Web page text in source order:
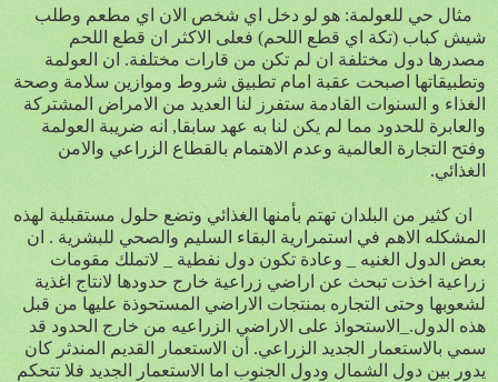
مثال حي للعولمة: هو لو دخل اي شخص الان اي مطعم وطلب
شيش كباب (تكة اي قطع اللحم) فعلى الاكثر ان قطع اللحم
مصدرها دول مختلفة ان لم تكن من قارات مختلفة. ان العولمة
وتطبيقاتها اصبحت عقبة امام تطبيق شروط وموازين سلامة وصحة
الغذاء و السنوات القادمة ستفرز لنا العديد من الامراض المشتركة
والعابرة للحدود مما لم يكن لنا به عهد سابقا, انه ضريبة العولمة
وفتح التجارة العالمية وعدم الاهتمام بالقطاع الزراعي والامن
الغذائي.
ان كثير من البلدان تهتم بأمنها الغذائي وتضع حلول مستقبلية لهذه
المشكله الاهم في استمرارية البقاء السليم والصحي للبشرية . ان
بعض الدول الغنيه _ وعادة تكون دول نفطية _ لاتملك مقومات
زراعية اخذت تبحث عن اراضي زراعية خارج حدودها لانتاج اغذية
لشعوبها وحتى التجاره بمنتجات الاراضي المستحوذة عليها من قبل
هذه الدول._الاستحواذ على الاراضي الزراعيه من خارج الحدود قد
سمي بالاستعمار الجديد الزراعي. أن الاستعمار القديم المندثر كان
يدور بين دول الشمال ودول الجنوب اما الاستعمار الجديد فلا تتحكم